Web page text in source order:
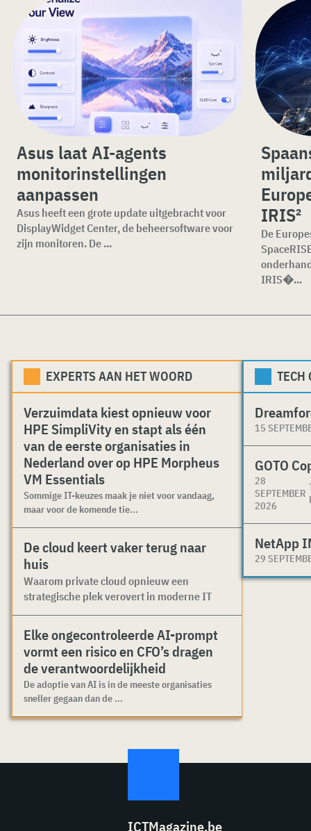
Asus laat AI-agents
monitorinstellingen
aanpassen
Asus heeft een grote update uitgebracht voor
DisplayWidget Center, de beheersoftware voor
zijn monitoren. De ...
IRIS²
De
IRIS�...
EXPERTS AAN HET WOORD
Verzuimdata kiest opnieuw voor
HPE SimpliVity en stapt als één
van de eerste organisaties in
Nederland over op HPE Morpheus
VM Essentials
Sommige IT-keuzes maak je niet voor vandaag,
maar voor de komende tie...
De cloud keert vaker terug naar
huis
Waarom private cloud opnieuw een
strategische plek verovert in moderne IT
Elke ongecontroleerde AI-prompt
vormt een risico en CFO’s dragen
de verantwoordelijkheid
De adoptie van AI is in de meeste organisaties
sneller gegaan dan de ...
TECH
15
GOTO
28
SEPTEMBER
2026
NetApp
29
ICTMagazine.be